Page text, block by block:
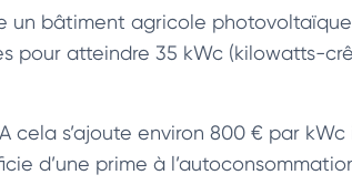
un bâtiment agricole
pour atteindre 35 kWc (kilowatts-
cela s’ajoute environ 800 € par kWc
d’une prime à